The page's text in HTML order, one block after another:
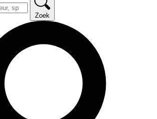
Zoek